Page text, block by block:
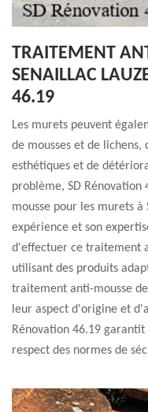
TRAITEMENT
SENAILLAC
46.19
Les murets peuvent
de mousses et de
esthétiques et de
problème, SD
mousse pour les murets à
expérience et son
d'effectuer ce traitement
utilisant des produits
traitement anti-mousse
leur aspect d'origine et
Rénovation 46.19
respect des normes de